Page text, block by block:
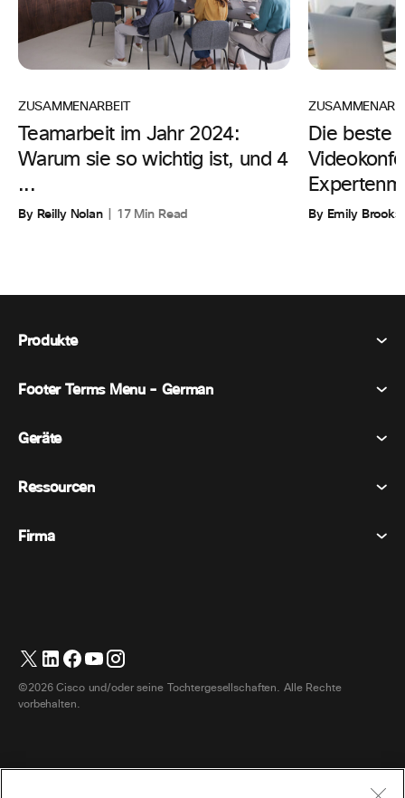
ZUSAMMENARBEIT
Teamarbeit im Jahr 2024:
Warum sie so wichtig ist, und 4
...
By Reilly Nolan 17 Min Read
Die beste
By Emily Brooks
Produkte
Webex Suite
Nachrichten
Veranstaltungen
Whiteboarding
Cloud-Kontaktcenter
Footer Terms Menu - German
Allgemeine Geschäftsbedingungen
Marken
Français (Französisch)
Italiano (Italienisch)
한국어 (Koreanisch)
Geräte
Raumgeräte
Kopfhörer
Zimmerzubehör
Ressourcen
Preise
Webinare Ansehen
Firma
Support kontaktieren
Kontakt Vertrieb
©2026 Cisco und/oder seine Tochtergesellschaften. Alle Rechte
vorbehalten.